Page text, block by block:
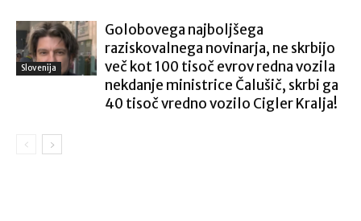
Slovenija
Golobovega najboljšega
raziskovalnega novinarja, ne skrbijo
več kot 100 tisoč evrov redna vozila
nekdanje ministrice Čalušič, skrbi ga
40 tisoč vredno vozilo Cigler Kralja!